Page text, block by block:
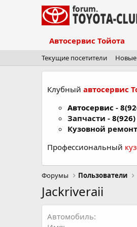
Автосервис Тойота
Текущие посетители
Клубный автосервис
Автосервис -
Запчасти -
Кузовной
Профессиональный
Форумы Пользователи
Jackriveraii
Автомобиль